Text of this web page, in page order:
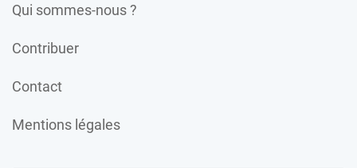
Qui sommes-nous ?
Contribuer
Contact
Mentions légales